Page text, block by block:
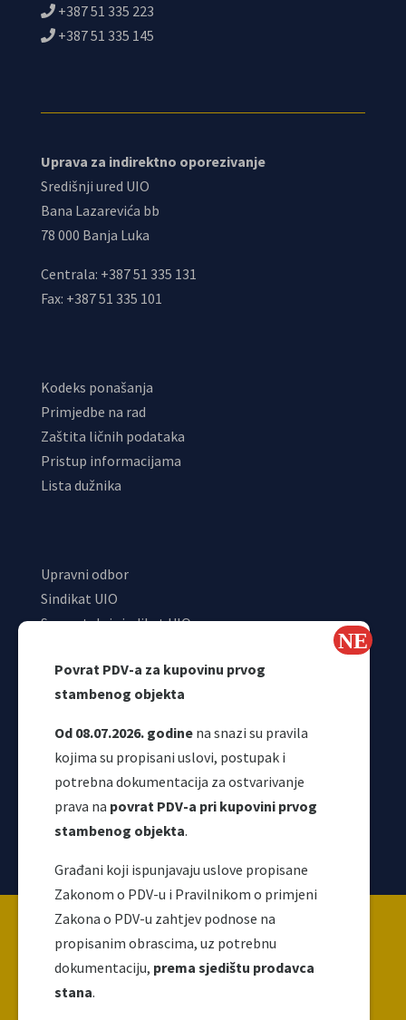
Povrat PDV-a za kupovinu prvog
stambenog objekta
Od 08.07.2026. godine na snazi su pravila
kojima su propisani uslovi, postupak i
potrebna dokumentacija za ostvarivanje
prava na povrat PDV-a pri kupovini prvog
stambenog objekta.
Građani koji ispunjavaju uslove propisane
Zakonom o PDV-u i Pravilnikom o primjeni
Zakona o PDV-u zahtjev podnose na
propisanim obrascima, uz potrebnu
dokumentaciju, prema sjedištu prodavca
stana.
+387 51 335 223
+387 51 335 145
Uprava za indirektno oporezivanje
Središnji ured UIO
Bana Lazarevića bb
78 000 Banja Luka
Centrala: +387 51 335 131
Fax: +387 51 335 101
Kodeks ponašanja
Primjedbe na rad
Zaštita ličnih podataka
Pristup informacijama
Lista dužnika
Upravni odbor
Sindikat UIO
Samostalni sindikat UIO
Odjeljenje za makroekonomsku analizu
Korisni linkovi
Copyright ©2026 Uprava za indirektno / neizravno
oporezivanje BiH